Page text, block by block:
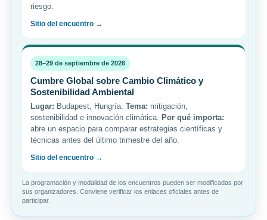
riesgo.
Sitio del encuentro →
28–29 de septiembre de 2026
Cumbre Global sobre Cambio Climático y
Sostenibilidad Ambiental
Lugar: Budapest, Hungría. Tema: mitigación,
sostenibilidad e innovación climática. Por qué importa:
abre un espacio para comparar estrategias científicas y
técnicas antes del último trimestre del año.
Sitio del encuentro →
La programación y modalidad de los encuentros pueden ser modificadas por
sus organizadores. Conviene verificar los enlaces oficiales antes de
participar.